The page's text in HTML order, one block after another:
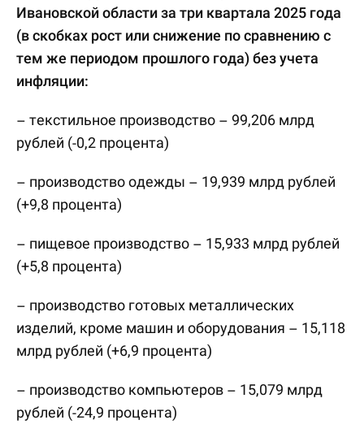
Ивановской области за три квартала 2025 года
(в скобках рост или снижение по сравнению с
тем же периодом прошлого года) без учета
инфляции:
– текстильное производство – 99,206 млрд
рублей (-0,2 процента)
– производство одежды – 19,939 млрд рублей
(+9,8 процента)
– пищевое производство – 15,933 млрд рублей
(+5,8 процента)
– производство готовых металлических
изделий, кроме машин и оборудования – 15,118
млрд рублей (+6,9 процента)
– производство компьютеров – 15,079 млрд
рублей (-24,9 процента)